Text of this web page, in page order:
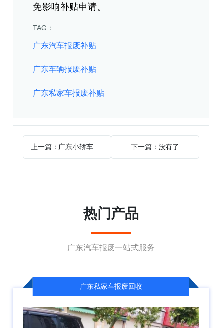
免影响补贴申请。
TAG：
广东汽车报废补贴
广东车辆报废补贴
广东私家车报废补贴
下一篇：没有了
热门产品
广东汽车报废一站式服务
广东私家车报废回收